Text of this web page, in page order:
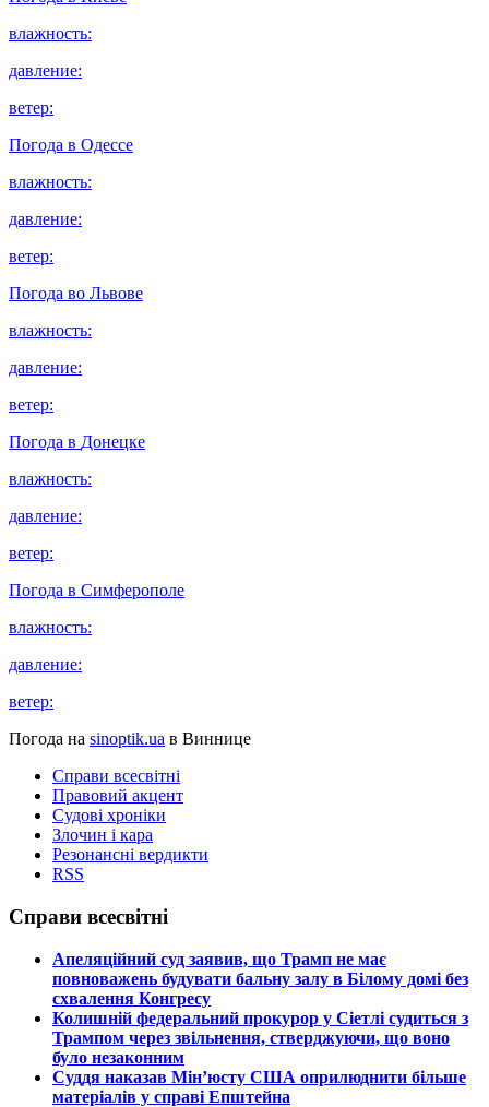
влажность:
давление:
ветер:
Погода в Одессе
влажность:
давление:
ветер:
Погода во Львове
влажность:
давление:
ветер:
Погода в Донецке
влажность:
давление:
ветер:
Погода в Симферополе
влажность:
давление:
ветер:
Погода на sinoptik.ua в Виннице
Справи всесвітні
Правовий акцент
Судові хроніки
Злочин і кара
Резонансні вердикти
RSS
Справи всесвітні
​Апеляційний суд заявив, що Трамп не має
повноважень будувати бальну залу в Білому домі без
схвалення Конгресу
​Колишній федеральний прокурор у Сіетлі судиться з
Трампом через звільнення, стверджуючи, що воно
було незаконним
​Суддя наказав Мін’юсту США оприлюднити більше
матеріалів у справі Епштейна